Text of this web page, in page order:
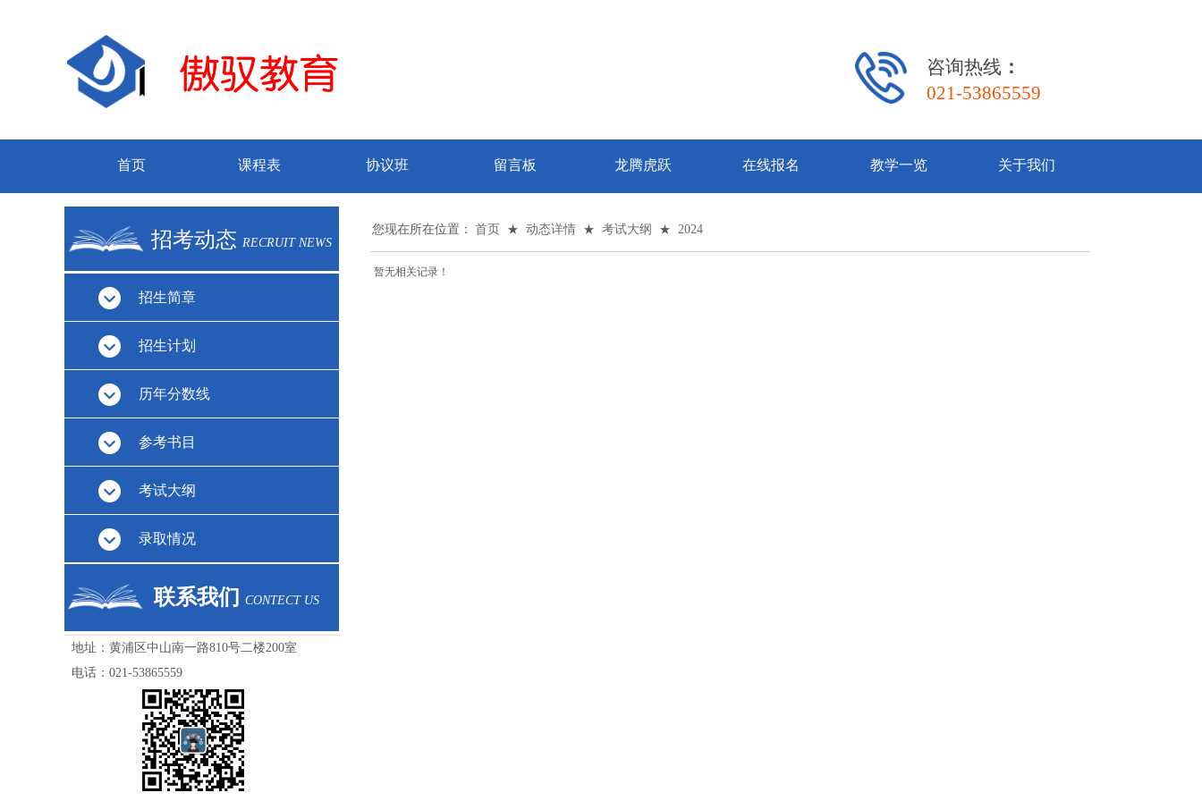
咨询热线 ：
021-53865559
首页 课程表 协议班 留言板 龙腾虎跃 在线报名 教学一览 关于我们
您现在所在位置： 首页 ★ 动态详情 ★ 考试大纲 ★ 2024
招考动态 RECRUIT NEWS
暂无相关记录！
招生简章
招生计划
历年分数线
参考书目
考试大纲
录取情况
联系我们 CONTECT US
地址：黄浦区中山南一路810号二楼200室
电话： 021-53865559